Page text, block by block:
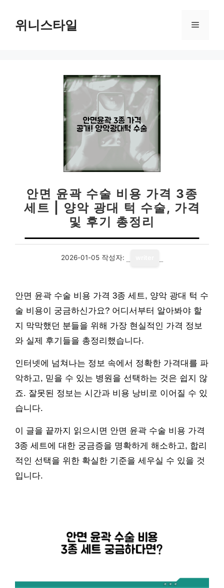
위니스타일 메
안면 윤곽 수술 비용 가격 3종
세트 | 양악 광대 턱 수술, 가격
및 후기 총정리
2026-01-05 작성자:
안면 윤곽 수술 비용 가격 3종 세트, 양악 광대 턱 수
술 비용이 궁금하신가요? 어디서부터 알아봐야 할
지 막막했던 분들을 위해 가장 현실적인 가격 정보
와 실제 후기들을 총정리했습니다.
인터넷에 넘쳐나는 정보 속에서 정확한 가격대를 파
악하고, 믿을 수 있는 병원을 선택하는 것은 쉽지 않
죠. 잘못된 정보는 시간과 비용 낭비로 이어질 수 있
습니다.
이 글을 끝까지 읽으시면 안면 윤곽 수술 비용 가격
3종 세트에 대한 궁금증을 명확하게 해소하고, 합리
적인 선택을 위한 확실한 기준을 세우실 수 있을 것
입니다.